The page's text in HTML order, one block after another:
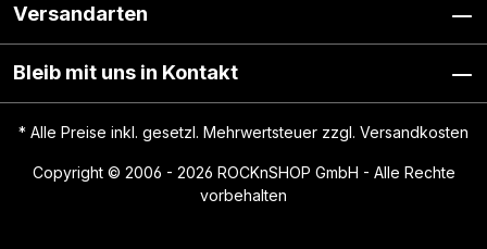
Versandarten
Bleib mit uns in Kontakt
* Alle Preise inkl. gesetzl. Mehrwertsteuer zzgl. Versandkosten
Copyright © 2006 - 2026 ROCKnSHOP GmbH - Alle Rechte
vorbehalten